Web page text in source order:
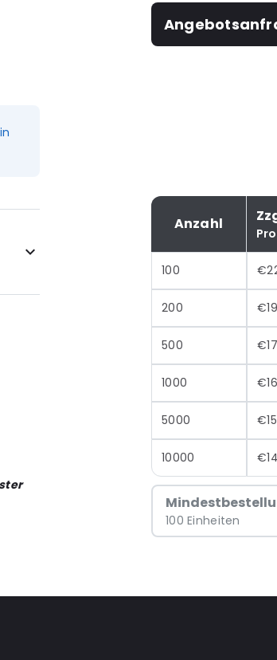
Anzahl
100
200
500
1000
5000
10000
100 Einheiten